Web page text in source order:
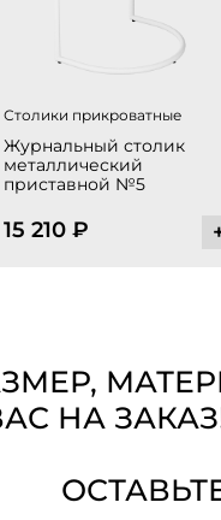
Столики прикроватные
Журнальный столик
металлический
приставной №5
15 210 ₽
НА